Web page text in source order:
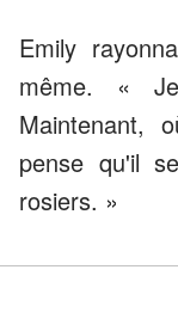
Emily
même. «
Maintenant,
pense qu'il
rosiers. »